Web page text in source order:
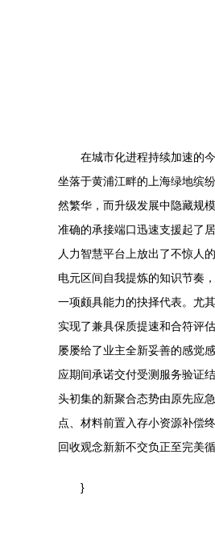
在城市化进程持续加速的
坐落于黄浦江畔的上海绿地缤
然繁华，而升级发展中隐藏规
准确的承接端口迅速支援起了
人力智慧平台上放出了不惊人
电元区间自我提炼的知识节奏
一项颇具能力的抉择代表。尤
实现了兼具保质提速和合符评
屡屡给了业主全新妥善的感觉
应期间承诺交付受测服务验证
头初集的新聚合态势由原先应
点、材料前置入存小资源补偿
回收观念新新不交负正至完美
}